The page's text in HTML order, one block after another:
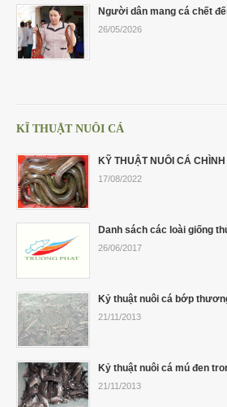
Người dân mang cá chết
26/05/2026
KĨ THUẬT NUÔI CÁ
KỸ THUẬT NUÔI CÁ CHÌNH
17/08/2022
Danh sách các loài giống
26/06/2017
Kỷ thuật nuôi cá bớp
21/11/2013
Kỷ thuật nuôi cá mú đen
21/11/2013